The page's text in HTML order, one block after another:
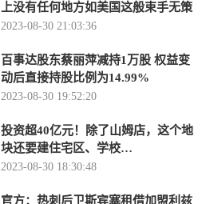
上没有任何地方如美国这般束手无策
2023-08-30 21:03:36
百事达股东蔡丽萍减持1万股 权益变
动后直接持股比例为14.99%
2023-08-30 19:52:20
投资超40亿元！除了山姆店，这个地
块还要建住宅区、学校…
2023-08-30 18:30:48
官方：热刺后卫斯宾塞租借加盟利兹